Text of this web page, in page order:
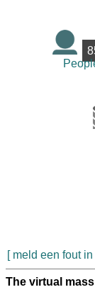
[ meld een fout
The virtual